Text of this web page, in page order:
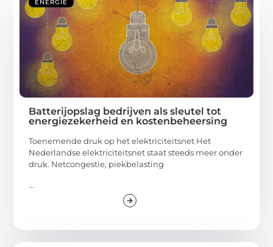
ENERGIE
Batterijopslag bedrijven als sleutel tot
energiezekerheid en kostenbeheersing
Toenemende druk op het elektriciteitsnet Het
Nederlandse elektriciteitsnet staat steeds meer onder
druk. Netcongestie, piekbelasting
...